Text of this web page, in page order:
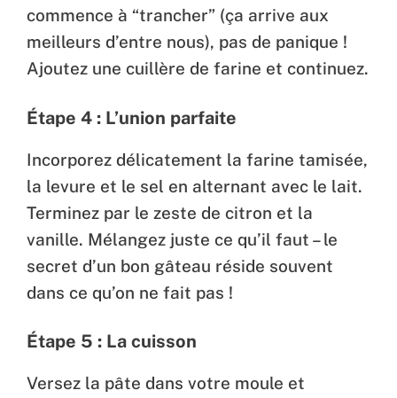
commence à “trancher” (ça arrive aux
meilleurs d’entre nous), pas de panique !
Ajoutez une cuillère de farine et continuez.
Étape 4 : L’union parfaite
Incorporez délicatement la farine tamisée,
la levure et le sel en alternant avec le lait.
Terminez par le zeste de citron et la
vanille. Mélangez juste ce qu’il faut – le
secret d’un bon gâteau réside souvent
dans ce qu’on ne fait pas !
Étape 5 : La cuisson
Versez la pâte dans votre moule et